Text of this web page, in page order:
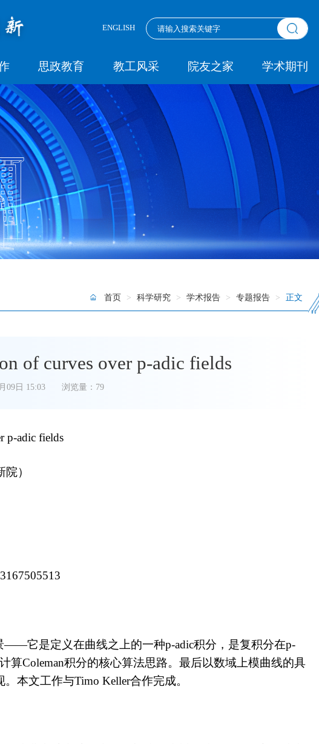
ENGLISH
思政教育 教工风采 院友之家 学术期刊
首页 > 科学研究 > 学术报告 > 专题报告 > 正文
of curves over p-adic fields
09日 15:03 浏览量： 79
p-adic fields
）
——它是定义在曲线之上的一种p-adic积分，是复积分在p-
算Coleman积分的核心算法思路。最后以数域上模曲线的具
。本文工作与Timo Keller合作完成。